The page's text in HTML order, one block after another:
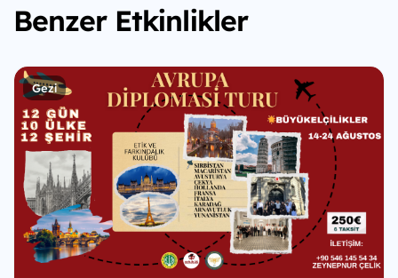
Benzer Etkinlikler
Gezi